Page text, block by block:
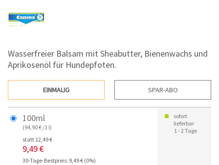
Wasserfreier Balsam mit Sheabutter, Bienenwachs und
Aprikosenöl für Hundepfoten.
EINMALIG SPAR-ABO
100ml
(94,90 € /1 l)
statt 12,49 €
9,49 €
30-Tage-Bestpreis: 9,49 € (0%)
sofort
lieferbar
1 - 2 Tage